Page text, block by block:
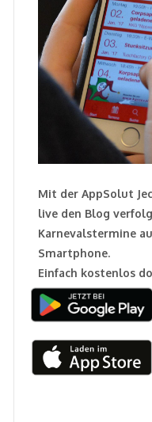
Mit der AppSolut
live den Blog
Karnevalstermine
Smartphone.
Einfach kostenlos